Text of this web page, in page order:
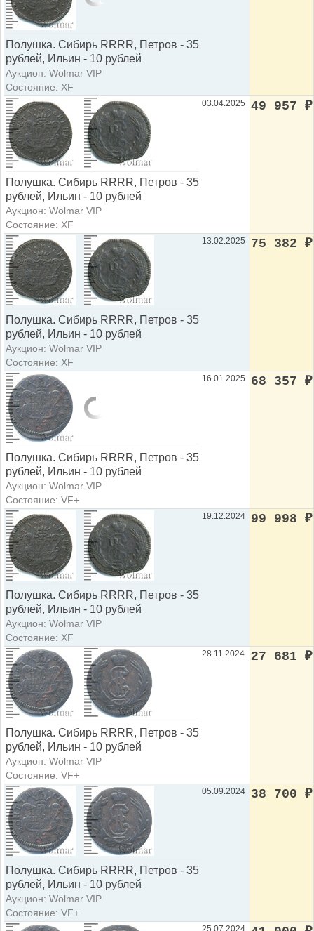
Полушка. Сибирь RRRR, Петров - 35
рублей, Ильин - 10 рублей
Аукцион: Wolmar VIP
Состояние: XF
Полушка. Сибирь RRRR, Петров - 35
рублей, Ильин - 10 рублей
Аукцион: Wolmar VIP
Состояние: XF
03.04.2025 49 957 ₽
Полушка. Сибирь RRRR, Петров - 35
рублей, Ильин - 10 рублей
Аукцион: Wolmar VIP
Состояние: XF
13.02.2025 75 382 ₽
Полушка. Сибирь RRRR, Петров - 35
рублей, Ильин - 10 рублей
Аукцион: Wolmar VIP
Состояние: VF+
16.01.2025 68 357 ₽
Полушка. Сибирь RRRR, Петров - 35
рублей, Ильин - 10 рублей
Аукцион: Wolmar VIP
Состояние: XF
19.12.2024 99 998 ₽
Полушка. Сибирь RRRR, Петров - 35
рублей, Ильин - 10 рублей
Аукцион: Wolmar VIP
Состояние: VF+
28.11.2024 27 681 ₽
Полушка. Сибирь RRRR, Петров - 35
рублей, Ильин - 10 рублей
Аукцион: Wolmar VIP
Состояние: VF+
05.09.2024 38 700 ₽